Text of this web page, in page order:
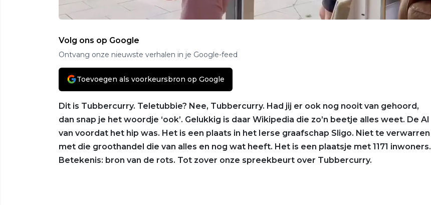
Volg ons op Google
Ontvang onze nieuwste verhalen in je Google-feed
Toevoegen als voorkeursbron op Google
Dit is Tubbercurry. Teletubbie? Nee, Tubbercurry. Had jij er ook nog nooit van gehoord,
dan snap je het woordje ‘ook’. Gelukkig is daar Wikipedia die zo’n beetje alles weet. De AI
van voordat het hip was. Het is een plaats in het Ierse graafschap Sligo. Niet te verwarren
met die groothandel die van alles en nog wat heeft. Het is een plaatsje met 1171 inwoners.
Betekenis: bron van de rots. Tot zover onze spreekbeurt over Tubbercurry.